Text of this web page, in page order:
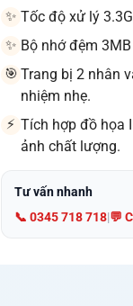
bảo hành uy tín
🚚 Miễn phí giao
Quảng Ngãi
✨ Tốc độ xử lý
✨ Bộ nhớ đệm
🎯 Trang bị 2 nhân
nhiệm nhẹ.
⚡ Tích hợp đồ họa
ảnh chất lượng.
Tư vấn nhanh
📞 0345 718 718|💬